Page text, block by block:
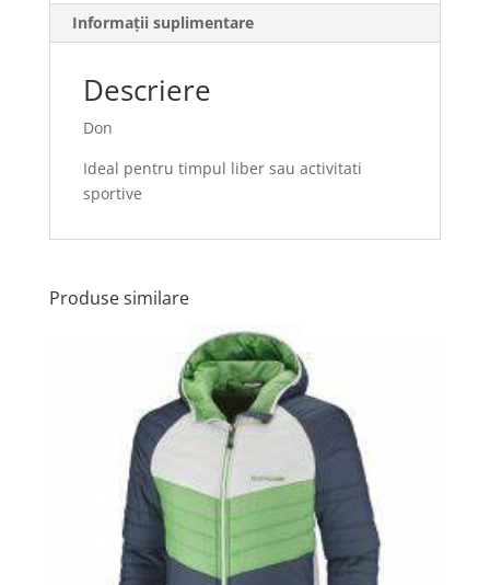
Informații suplimentare
Descriere
Don
Ideal pentru timpul liber sau activitati
sportive
Produse similare